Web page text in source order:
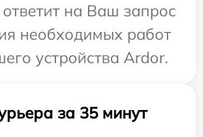
ответит на Ваш запрос
необходимых работ
устройства Ardor.
за 35 минут